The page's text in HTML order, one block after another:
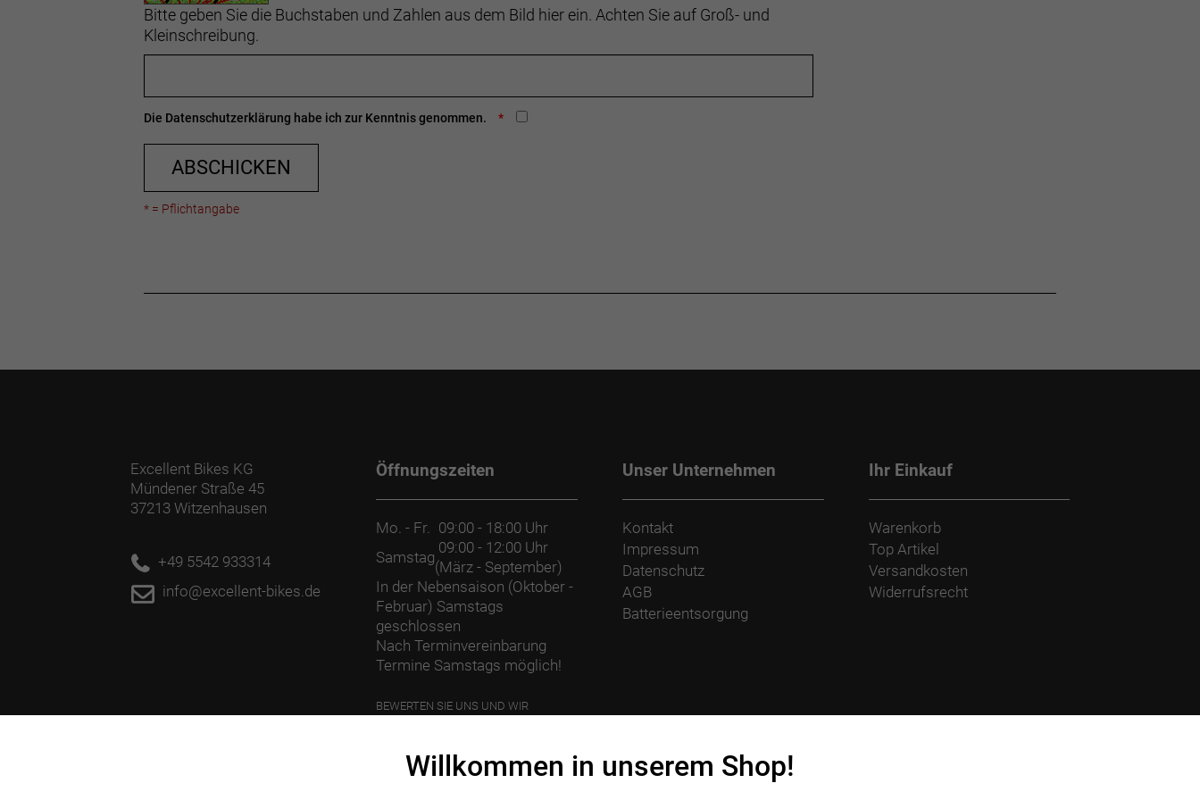
Bitte geben Sie die Buchstaben und Zahlen aus dem Bild hier ein. Achten Sie auf Groß- und
Kleinschreibung.
Die Datenschutzerklärung habe ich zur Kenntnis genommen.
ABSCHICKEN
* = Pflichtangabe
Excellent Bikes KG
Mündener Straße 45
37213 Witzenhausen
+49 5542 933314
info@excellent-bikes.de
Öffnungszeiten
Mo. - Fr. 09:00 - 18:00 Uhr
Samstag
09:00 - 12:00 Uhr
(März - September)
In der Nebensaison (Oktober -
Februar) Samstags
geschlossen
Nach Terminvereinbarung
Termine Samstags möglich!
BEWERTEN SIE UNS UND WIR
Unser Unternehmen
Kontakt
Impressum
Datenschutz
AGB
Batterieentsorgung
Ihr Einkauf
Warenkorb
Top Artikel
Versandkosten
Widerrufsrecht
Willkommen in unserem Shop!